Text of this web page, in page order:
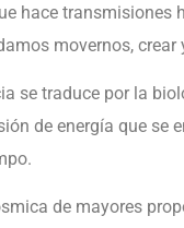
hace transmisiones
movernos, crear
se traduce por la
de energía que se
de mayores